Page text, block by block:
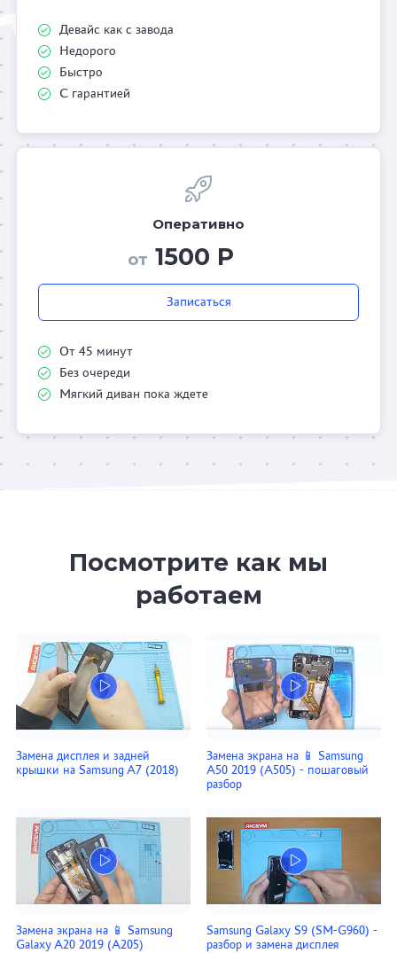
Девайс как с завода
Недорого
Быстро
С гарантией
Оперативно
от 1500 Р
Записаться
От 45 минут
Без очереди
Мягкий диван пока ждете
Посмотрите как мы
работаем
Замена дисплея и задней
крышки на Samsung A7 (2018)
Замена экрана на 📱 Samsung
A50 2019 (A505) - пошаговый
разбор
Замена экрана на 📱 Samsung
Galaxy A20 2019 (A205)
Samsung Galaxy S9 (SM-G960) -
разбор и замена дисплея